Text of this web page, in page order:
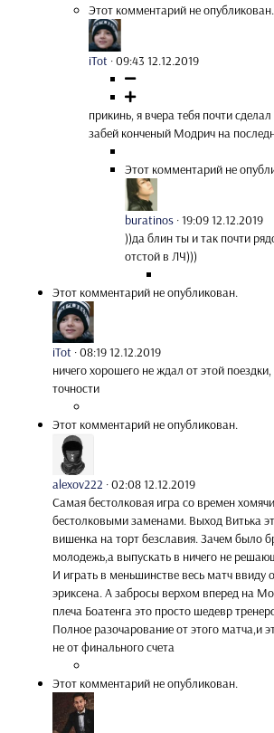
Этот комментарий не опубликован.
iTot ·09:43 12.12.2019
прикинь, я вчера тебя почти
забей конченый Модрич на
Этот комментарий не
buratinos ·19:09 12.12.2019
))да блин ты и так почти
отстой в ЛЧ)))
Этот комментарий не опубликован.
iTot ·08:19 12.12.2019
ничего хорошего не ждал от этой поездки,
точности
Этот комментарий не опубликован.
alexov222 ·02:08 12.12.2019
Самая бестолковая игра со времен
бестолковыми заменами. Выход Витька
вишенка на торт безславия. Зачем было
молодежь,а выпускать в ничего не
И играть в меньшинстве весь матч ввиду
эриксена. А забросы верхом вперед на
плеча Боатенга это просто шедевр
Полное разочарование от этого матча,и
не от финального счета
Этот комментарий не опубликован.